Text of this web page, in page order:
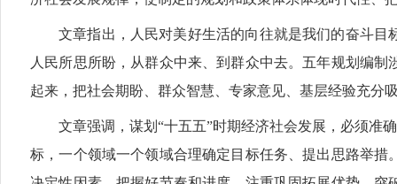
文章指出，人民对美好生活的向往就是我们的奋斗
人民所思所盼，从群众中来、到群众中去。五年规划编
起来，把社会期盼、群众智慧、专家意见、基层经验充分
文章强调，谋划“十五五”时期经济社会发展，必须准
标，一个领域一个领域合理确定目标任务、提出思路举